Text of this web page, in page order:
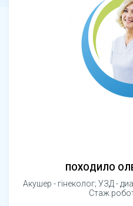
ПОХОДИЛО
Акушер - гінеколог; УЗД -
Стаж